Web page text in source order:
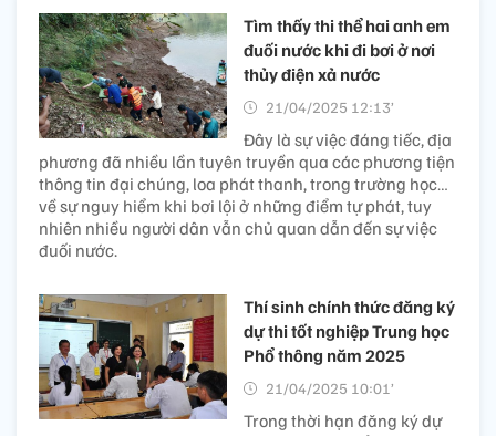
Tìm thấy thi thể hai anh em
đuối nước khi đi bơi ở nơi
thủy điện xả nước
21/04/2025 12:13’
Đây là sự việc đáng tiếc, địa
phương đã nhiều lần tuyên truyền qua các phương tiện
thông tin đại chúng, loa phát thanh, trong trường học…
về sự nguy hiểm khi bơi lội ở những điểm tự phát, tuy
nhiên nhiều người dân vẫn chủ quan dẫn đến sự việc
đuối nước.
Thí sinh chính thức đăng ký
dự thi tốt nghiệp Trung học
Phổ thông năm 2025
21/04/2025 10:01’
Trong thời hạn đăng ký dự